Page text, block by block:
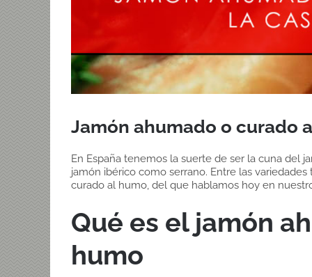
Jamón ahumado o curado
En España tenemos la suerte de ser la cuna del
jamón ibérico como serrano. Entre las
curado al humo, del que hablamos hoy en
Qué es el jamón
humo